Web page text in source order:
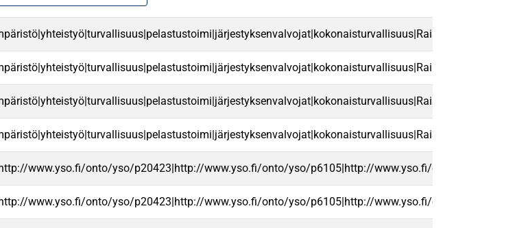
www.yso.fi/onto/yso/p20423|http://www.yso.fi/onto/yso/p6105|http://www.yso.fi/onto/yso/
www.yso.fi/onto/yso/p20423|http://www.yso.fi/onto/yso/p6105|http://www.yso.fi/onto/yso/